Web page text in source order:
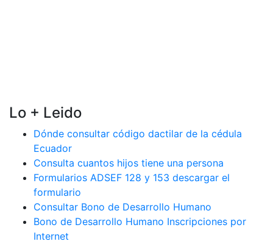
Lo + Leido
Dónde consultar código dactilar de la cédula
Ecuador
Consulta cuantos hijos tiene una persona
Formularios ADSEF 128 y 153 descargar el
formulario
Consultar Bono de Desarrollo Humano
Bono de Desarrollo Humano Inscripciones por
Internet